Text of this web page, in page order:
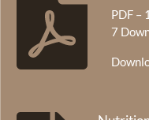
PDF –
7